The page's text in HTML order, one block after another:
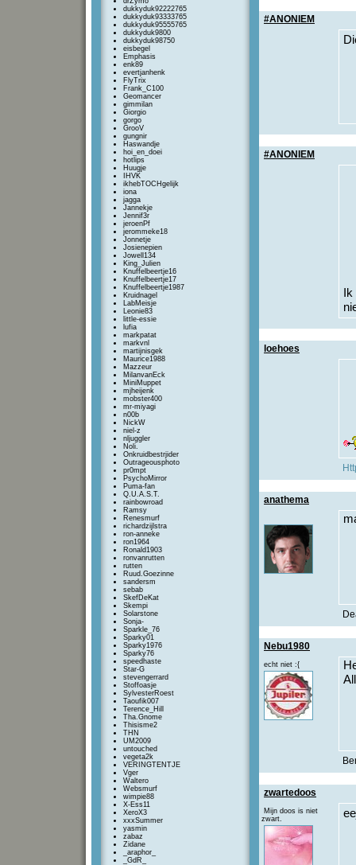
dukkyduk92222765
dukkyduk93333765
dukkyduk95555765
dukkyduk9800
dukkyduk98750
eisbegel
Emphasis
enk89
evertjanhenk
FlyTrix
Frank_C100
Geomancer
gimmilan
Giorgio
gorgo
GrooV
gungnir
Haswandje
hoi_en_doei
hotlips
Huugje
IHVK
ikhebTOCHgelijk
iona
jagga
Jannekje
Jennif3r
jeroenPf
jerommeke18
Jonnetje
Josienepien
Jowell134
King_Julien
Knuffelbeertje16
Knuffelbeertje17
Knuffelbeertje1987
Kruidnagel
LabMeisje
Leonie83
little-essie
lufia
markpatat
markvnl
martijnisgek
Maurice1988
Mazzeur
MilanvanEck
MiniMuppet
mjheijenk
mobster400
mr-miyagi
n00b
NickW
niel-z
nljuggler
Noli.
Onkruidbestrjider
Outrageousphoto
pr0mpt
PsychoMirror
Puma-fan
Q.U.A.S.T.
rainbowroad
Ramsy
Renesmurf
richardzijlstra
ron-anneke
ron1964
Ronald1903
ronvanrutten
rutten
Ruud.Goezinne
sandersm
sebab
SkefDeKat
Skempi
Solarstone
Sonja-
Sparkle_76
Sparky01
Sparky1976
Sparky76
speedhaste
Star-G
stevengerrard
Stoffoasje
SylvesterRoest
Taoufik007
Terence_Hill
Tha.Gnome
Thisisme2
THN
UM2009
untouched
vegeta2k
VERINGTENTJE
Vger
Waltero
Websmurf
wimpie88
X-Ess11
XeroX3
xxxSummer
yasmin
zabaz
Zidane
_araphor_
_GdR_
#ANONIEM
#ANONIEM
loehoes
anathema
Nebu1980
echt niet :{
zwartedoos
Mijn doos is niet
zwart.